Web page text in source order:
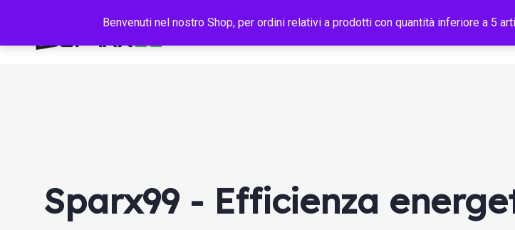
Sparx99 - Efficienza
Benvenuti nel nostro Shop, per ordini relativi a prodotti con quantità inferiore a 5